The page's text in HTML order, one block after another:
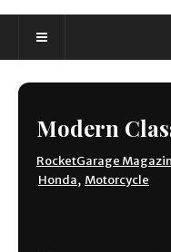
Modern
RocketGarage
Honda, Motorcycle